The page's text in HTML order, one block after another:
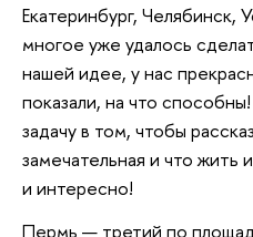
Екатеринбург, Челябинск,
многое уже удалось
нашей идее, у нас
показали, на что
задачу в том, чтобы
замечательная и что жить
и интересно!
Пермь — третий по